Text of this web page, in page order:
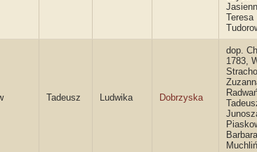
Teresa
Tadeusz Ludwika Dobrzyska
dop.
1783,
Barbara